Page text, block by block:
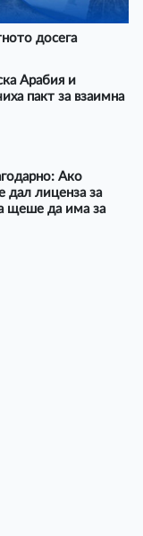
досега
Арабия и
пакт за взаимна
Ако
дал лиценза за
щеше да има за